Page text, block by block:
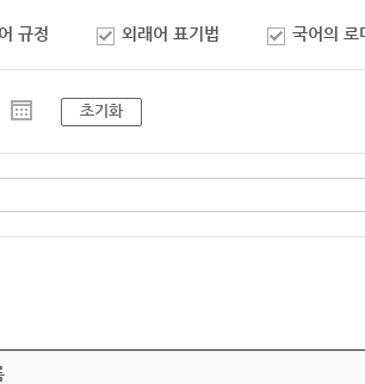
규정 외래어 표기법 국어의 로
초기화